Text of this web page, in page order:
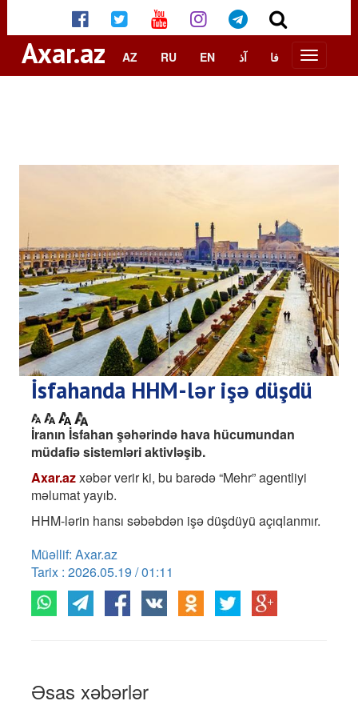
Axar.az AZ RU EN آذ فا
İsfahanda HHM-lər işə düşdü
İranın İsfahan şəhərində hava hücumundan
müdafiə sistemləri aktivləşib.
Axar.azxəbər verir ki, bu barədə “Mehr” agentliyi
məlumat yayıb.
HHM-lərin hansı səbəbdən işə düşdüyü açıqlanmır.
Müəllif: Axar.az
Tarix : 2026.05.19 / 01:11
Əsas xəbərlər